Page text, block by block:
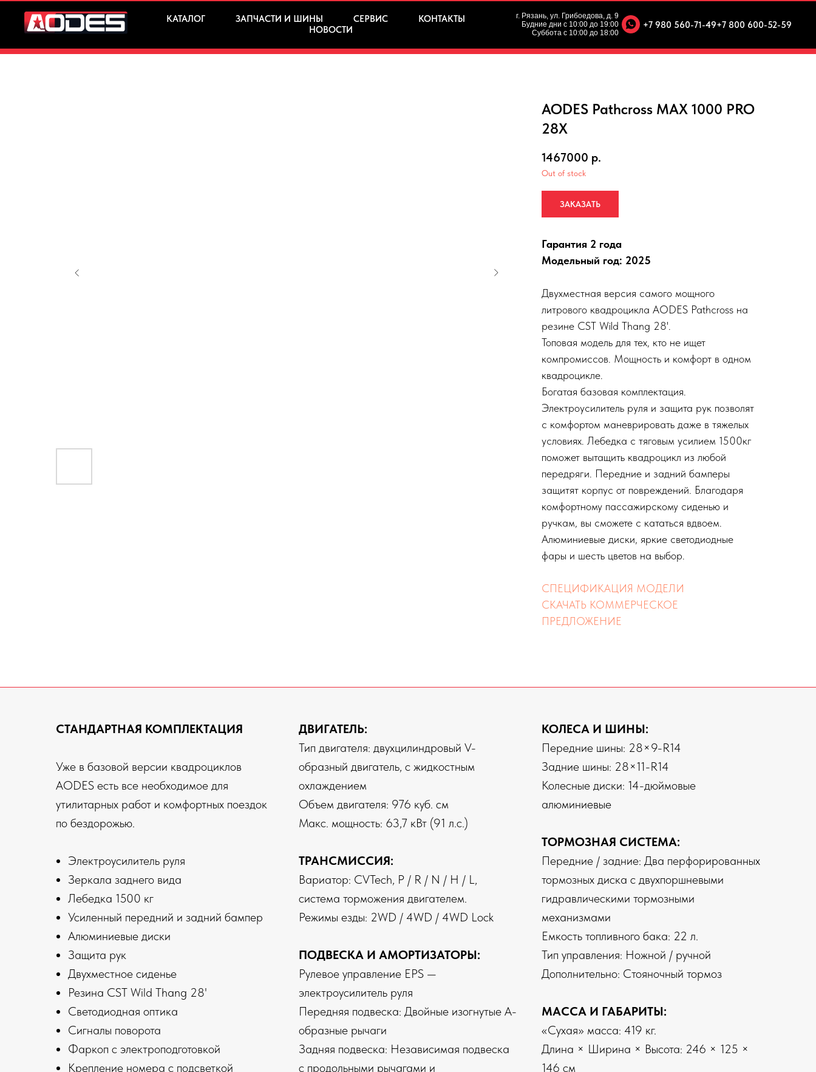
КАТАЛОГ ЗАПЧАСТИ И ШИНЫ СЕРВИС
КОНТАКТЫ
НОВОСТИ
г. Рязань, ул. Грибоедова, д. 9
Будние дни с 10:00 до 19:00
Суббота с 10:00 до 18:00
+7 980 560-71-49+7 800 600-52-59
AODES Pathcross MAX 1000 PRO
28X
1467000 р.
Out of stock
ЗАКАЗАТЬ
Гарантия 2 года
Модельный год: 2025
Двухместная версия самого мощного
литрового квадроцикла AODES Pathcross на
резине CST Wild Thang 28'.
Топовая модель для тех, кто не ищет
компромиссов. Мощность и комфорт в одном
квадроцикле.
Богатая базовая комплектация.
Электроусилитель руля и защита рук позволят
с комфортом маневрировать даже в тяжелых
условиях. Лебедка с тяговым усилием 1500кг
поможет вытащить квадроцикл из любой
передряги. Передние и задний бамперы
защитят корпус от повреждений. Благодаря
комфортному пассажирскому сиденью и
ручкам, вы сможете с кататься вдвоем.
Алюминиевые диски, яркие светодиодные
фары и шесть цветов на выбор.
СПЕЦИФИКАЦИЯ МОДЕЛИ
СКАЧАТЬ КОММЕРЧЕСКОЕ
ПРЕДЛОЖЕНИЕ
СТАНДАРТНАЯ КОМПЛЕКТАЦИЯ
Уже в базовой версии квадроциклов
AODES есть все необходимое для
утилитарных работ и комфортных поездок
по бездорожью.
Электроусилитель руля
Зеркала заднего вида
Лебедка 1500 кг
Усиленный передний и задний бампер
Алюминиевые диски
Защита рук
Двухместное сиденье
Резина CST Wild Thang 28'
Светодиодная оптика
Сигналы поворота
Фаркоп с электроподготовкой
Крепление номера с подсветкой
ДВИГАТЕЛЬ:
Тип двигателя: двухцилиндровый V-
образный двигатель, с жидкостным
охлаждением
Объем двигателя: 976 куб. см
Макс. мощность: 63,7 кВт (91 л.с.)
ТРАНСМИССИЯ:
Вариатор: CVTech, P / R / N / H / L,
система торможения двигателем.
Режимы езды: 2WD / 4WD / 4WD Lock
ПОДВЕСКА И АМОРТИЗАТОРЫ:
Рулевое управление EPS —
электроусилитель руля
Передняя подвеска: Двойные изогнутые А-
образные рычаги
Задняя подвеска: Независимая подвеска
с продольными рычагами и
КОЛЕСА И ШИНЫ:
Передние шины: 28×9-R14
Задние шины: 28×11-R14
Колесные диски: 14-дюймовые
алюминиевые
ТОРМОЗНАЯ СИСТЕМА:
Передние / задние: Два перфорированных
тормозных диска с двухпоршневыми
гидравлическими тормозными
механизмами
Емкость топливного бака: 22 л.
Тип управления: Ножной / ручной
Дополнительно: Стояночный тормоз
МАССА И ГАБАРИТЫ:
«Сухая» масса: 419 кг.
Длина × Ширина × Высота: 246 × 125 ×
146 см